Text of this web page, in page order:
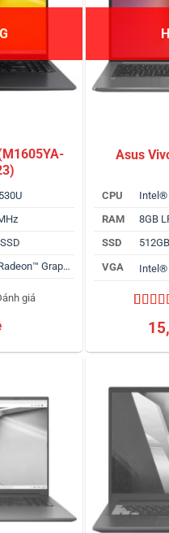
Integrated AMD Radeon™ Graphics
giá
Asus
CPU
Intel®
RAM
8GB
SSD
VGA
4.50
dựa